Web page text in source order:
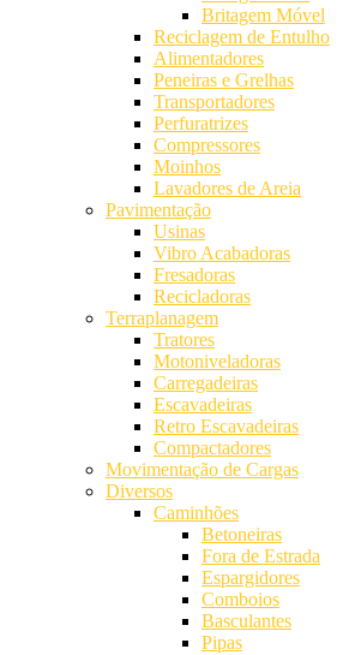
Britagem Móvel
Reciclagem de Entulho
Alimentadores
Peneiras e Grelhas
Transportadores
Perfuratrizes
Compressores
Moinhos
Lavadores de Areia
Pavimentação
Usinas
Vibro Acabadoras
Fresadoras
Recicladoras
Terraplanagem
Tratores
Motoniveladoras
Carregadeiras
Escavadeiras
Retro Escavadeiras
Compactadores
Movimentação de Cargas
Diversos
Caminhões
Betoneiras
Fora de Estrada
Espargidores
Comboios
Basculantes
Pipas